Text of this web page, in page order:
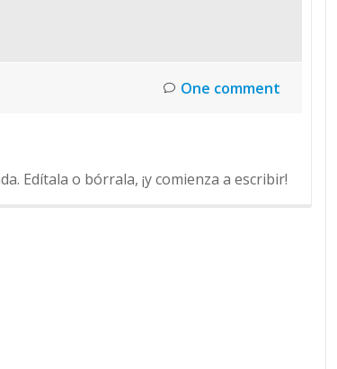
One comment
Edítala o bórrala, ¡y comienza a escribir!